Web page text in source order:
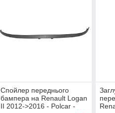
Спойлер переднього
бампера на Renault Logan
II 2012->2016 - Polcar -